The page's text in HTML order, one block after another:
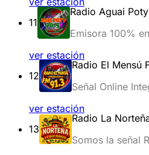
11
Radio Aguai
Emisora 100%
cultura de
12
Radio El Mensú
Señal Online
ver estación
13
Radio La
Somos la señal
ver estación